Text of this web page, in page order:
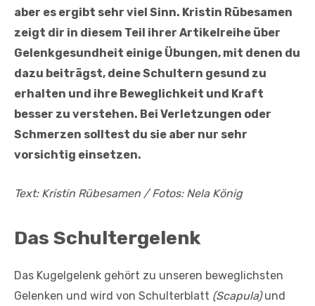
aber es ergibt sehr viel Sinn. Kristin Rübesamen
zeigt dir in diesem Teil ihrer Artikelreihe über
Gelenkgesundheit einige Übungen, mit denen du
dazu beiträgst, deine Schultern gesund zu
erhalten und ihre Beweglichkeit und Kraft
besser zu verstehen. Bei Verletzungen oder
Schmerzen solltest du sie aber nur sehr
vorsichtig einsetzen.
Text: Kristin Rübesamen / Fotos: Nela König
Das Schultergelenk
Das Kugelgelenk gehört zu unseren beweglichsten
Gelenken und wird von Schulterblatt (Scapula)und